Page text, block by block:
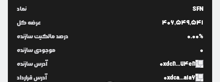
نماد
SFN
عرضه کل
406,549,541
درصد مالکیت سازنده
0.00%
موجودی سازنده
0
آدرس سازنده
0xdc8...74e8
آدرس قرارداد
0xdca...a1a6